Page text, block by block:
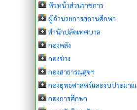
หัวหน้าส่วนราชการ
ผู้อำนวยการสถานศึกษา
สำนักปลัดเทศบาล
กองคลัง
กองช่าง
กองสาธารณสุขฯ
กองยุทธศาสตร์และงบประมาณ
กองการศึกษา